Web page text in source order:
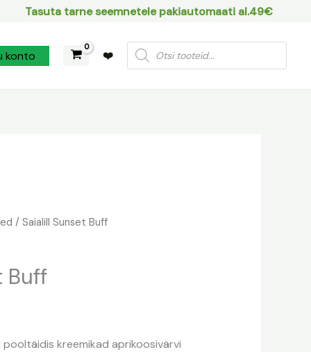
Tasuta tarne seemnetele pakiautomaati al.49€
konto ❤️
Products
search
/ Saialill Sunset Buff
Buff
kreemikad aprikoosivärvi